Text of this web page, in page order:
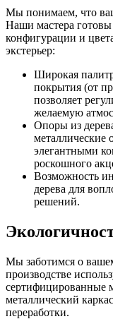
Мы понимаем, что
Наши мастера
конфигурации и
экстерьер:
Широкая
покрытия (от
позволяет
желаемую
Опоры из
элегантными
роскошного
Возможность
дерева для
решений.
Мы заботимся о
производстве
сертифицированные
металлический
переработки.